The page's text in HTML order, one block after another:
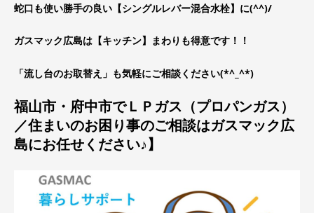
蛇口も使い勝手の良い【シングルレバー混合水栓】に(^^)/
ガスマック広島は【キッチン】まわりも得意です！！
「流し台のお取替え」も気軽にご相談ください(*^_^*)
福山市・府中市でＬＰガス（プロパンガス）
／住まいのお困り事のご相談はガスマック広
島にお任せください♪】